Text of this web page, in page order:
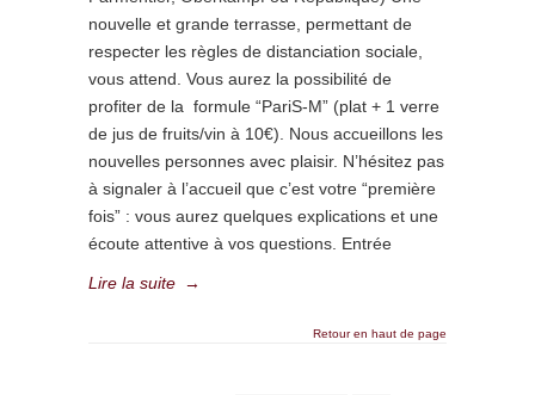
nouvelle et grande terrasse, permettant de
respecter les règles de distanciation sociale,
vous attend. Vous aurez la possibilité de
profiter de la formule “PariS-M” (plat + 1 verre
de jus de fruits/vin à 10€). Nous accueillons les
nouvelles personnes avec plaisir. N’hésitez pas
à signaler à l’accueil que c’est votre “première
fois” : vous aurez quelques explications et une
écoute attentive à vos questions. Entrée
Lire la suite →
Retour en haut de page